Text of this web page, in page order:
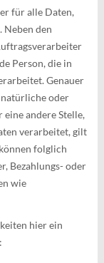
für alle Daten,
den
Person, die in
Genauer
natürliche oder
andere Stelle,
verarbeitet, gilt
folglich
Bezahlungs- oder
wie
hier ein